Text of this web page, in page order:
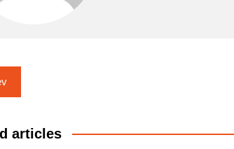
articles